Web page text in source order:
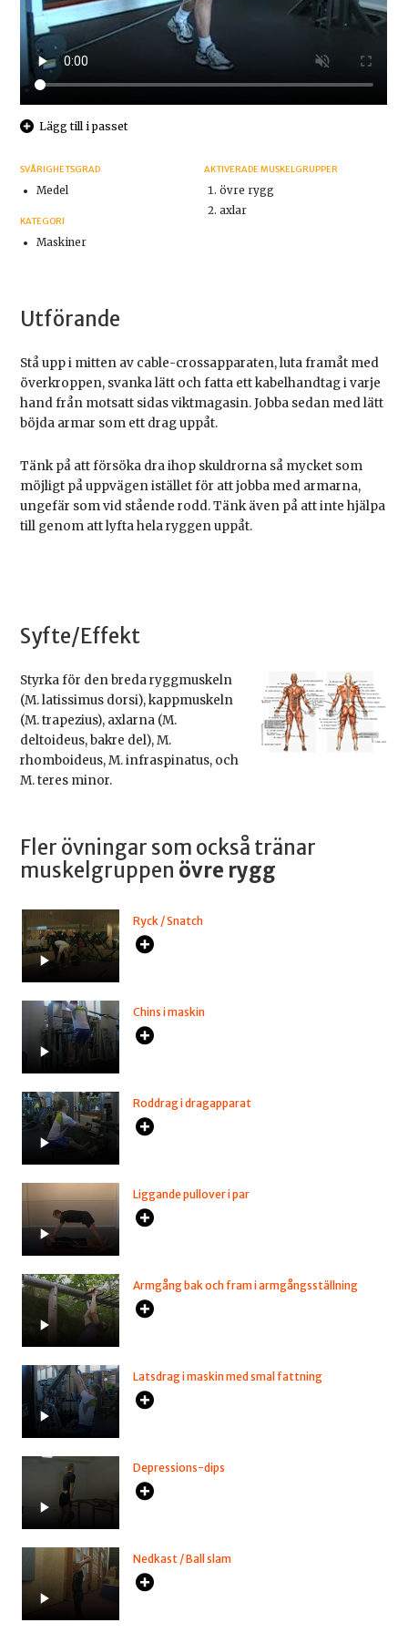
Lägg till i passet
SVÅRIGHETSGRAD
Medel
KATEGORI
Maskiner
AKTIVERADE MUSKELGRUPPER
övre rygg
axlar
Utförande
Stå upp i mitten av cable-crossapparaten, luta framåt med
överkroppen, svanka lätt och fatta ett kabelhandtag i varje
hand från motsatt sidas viktmagasin. Jobba sedan med lätt
böjda armar som ett drag uppåt.
Tänk på att försöka dra ihop skuldrorna så mycket som
möjligt på uppvägen istället för att jobba med armarna,
ungefär som vid stående rodd. Tänk även på att inte hjälpa
till genom att lyfta hela ryggen uppåt.
Syfte/Effekt
Styrka för den breda ryggmuskeln
(M. latissimus dorsi), kappmuskeln
(M. trapezius), axlarna (M.
deltoideus, bakre del), M.
rhomboideus, M. infraspinatus, och
M. teres minor.
Fler övningar som också tränar
muskelgruppen övre rygg
Ryck / Snatch
Chins i maskin
Roddrag i dragapparat
Liggande pullover i par
Armgång bak och fram i armgångsställning
Latsdrag i maskin med smal fattning
Depressions-dips
Nedkast / Ball slam